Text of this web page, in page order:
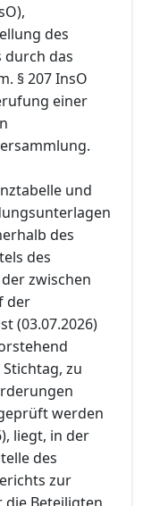
des
durch das
§ 207 InsO
einer
und
des
des
zwischen
der
(03.07.2026)
zu
werden
liegt, in der
des
zur
die Beteiligten